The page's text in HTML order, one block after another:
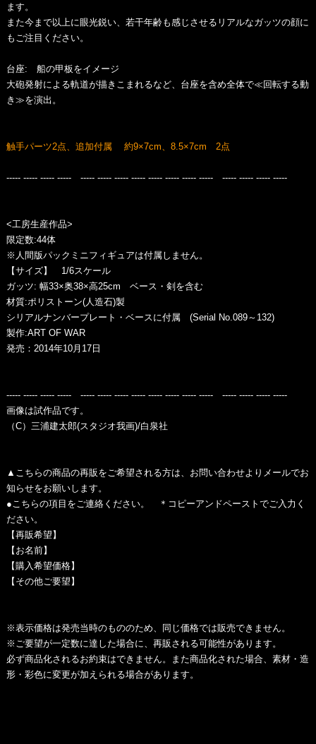
ます。
また今まで以上に眼光鋭い、若干年齢も感じさせるリアルなガッツの顔に
もご注目ください。
台座: 船の甲板をイメージ
大砲発射による軌道が描きこまれるなど、台座を含め全体で≪回転する動
き≫を演出。
触手パーツ2点、追加付属 約9×7cm、8.5×7cm 2点
----- ----- ----- ----- ----- ----- ----- ----- ----- ----- ----- ----- ----- ----- ----- -----
<工房生産作品>
限定数:44体
※人間版パックミニフィギュアは付属しません。
【サイズ】 1/6スケール
ガッツ: 幅33×奥38×高25cm ベース・剣を含む
材質:ポリストーン(人造石)製
シリアルナンバープレート・ベースに付属 (Serial No.089～132)
製作:ART OF WAR
発売：2014年10月17日
----- ----- ----- ----- ----- ----- ----- ----- ----- ----- ----- ----- ----- ----- ----- -----
画像は試作品です。
（C）三浦建太郎(スタジオ我画)/白泉社
▲こちらの商品の再販をご希望される方は、お問い合わせよりメールでお
知らせをお願いします。
●こちらの項目をご連絡ください。 ＊コピーアンドペーストでご入力く
ださい。
【再販希望】
【お名前】
【購入希望価格】
【その他ご要望】
※表示価格は発売当時のもののため、同じ価格では販売できません。
※ご要望が一定数に達した場合に、再販される可能性があります。
必ず商品化されるお約束はできません。また商品化された場合、素材・造
形・彩色に変更が加えられる場合があります。